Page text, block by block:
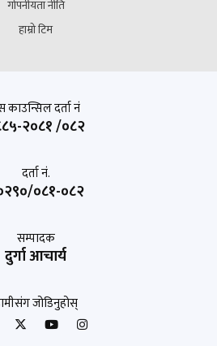
गोपनीयता नीति
हाम्रो टिम
काउन्सिल दर्ता नं
२०८१ /०८२
दर्ता नं.
०८१-०८२
सम्पादक
दुर्गा आचार्य
जोडिनुहोस्